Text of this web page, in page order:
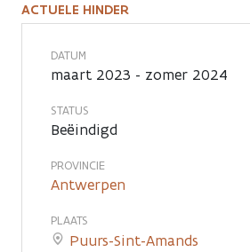
Actuele
hinder
ACTUELE HINDER
DATUM
maart 2023 - zomer 2024
STATUS
Beëindigd
PROVINCIE
Antwerpen
PLAATS
Puurs-Sint-Amands